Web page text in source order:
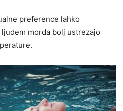
preference lahko
morda bolj ustrezajo